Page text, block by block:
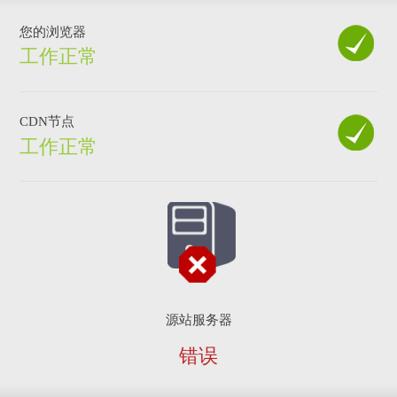
您的浏览器
工作正常
CDN节点
工作正常
源站服务器
错误